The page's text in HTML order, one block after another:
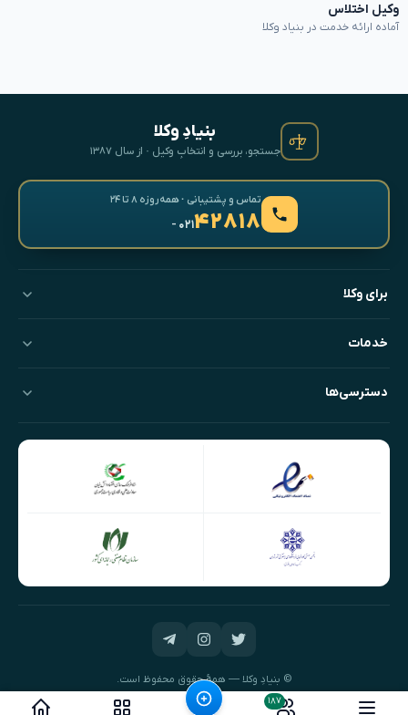
۱۸۷
وکیل اختلاس
آماده ارائه خدمت در بنیاد وکلا
بنیادِ وکلا
جستجو، بررسی و انتخابِ وکیل · از سال ۱۳۸۷
تماس و پشتیبانی · همه‌روزه ۸ تا ۲۴
۴۲۸۱۸- ۰۲۱
برای وکلا
خدمات
دسترسی‌ها
© بنیادِ وکلا — همهٔ حقوق محفوظ است.
طراحی و توسعه:نیک‌داده‌پرداز